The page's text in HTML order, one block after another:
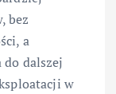
bez
a
dalszej
w